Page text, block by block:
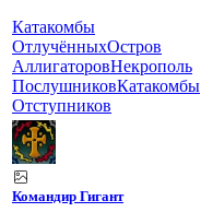
Катакомбы
ОтлучённыхОстров
АллигаторовНекрополь
ПослушниковКатакомбы
Отступников
Командир Гигант